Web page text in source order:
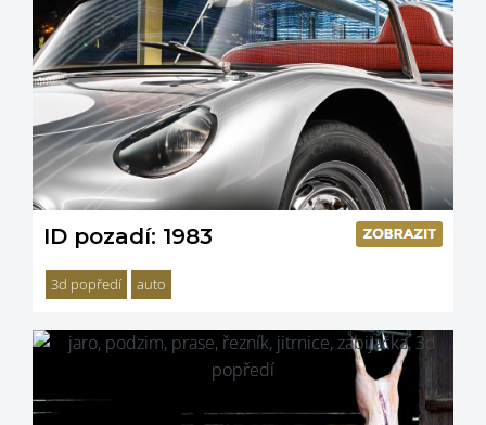
ID pozadí: 1983
3d popředí auto